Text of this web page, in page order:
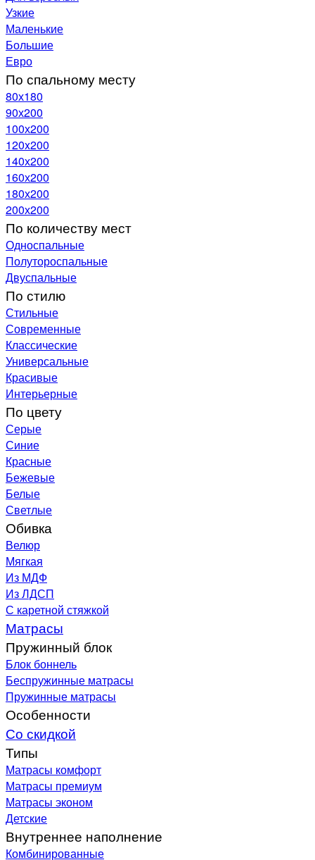
Узкие
Маленькие
Большие
Евро
По спальному месту
80х180
90х200
100х200
120x200
140х200
160х200
180х200
200х200
По количеству мест
Односпальные
Полутороспальные
Двуспальные
По стилю
Стильные
Современные
Классические
Универсальные
Красивые
Интерьерные
По цвету
Серые
Синие
Красные
Бежевые
Белые
Светлые
Обивка
Велюр
Мягкая
Из МДФ
Из ЛДСП
С каретной стяжкой
Матрасы
Пружинный блок
Блок боннель
Беспружинные матрасы
Пружинные матрасы
Особенности
Со скидкой
Типы
Матрасы комфорт
Матрасы премиум
Матрасы эконом
Детские
Внутреннее наполнение
Комбинированные